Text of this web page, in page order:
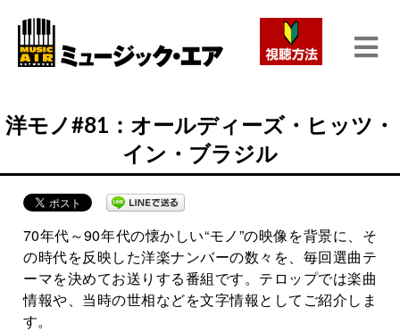
洋モノ#81：オールディーズ・ヒッツ・
イン・ブラジル
70年代～90年代の懐かしい“モノ”の映像を背景に、そ
の時代を反映した洋楽ナンバーの数々を、毎回選曲テ
ーマを決めてお送りする番組です。テロップでは楽曲
情報や、当時の世相などを文字情報としてご紹介しま
す。